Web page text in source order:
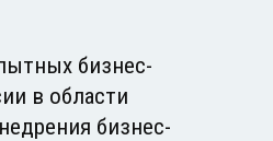
бизнес-
в области
бизнес-